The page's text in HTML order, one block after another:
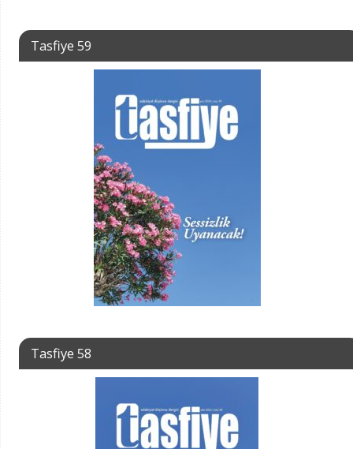
Tasfiye 59
Tasfiye 58